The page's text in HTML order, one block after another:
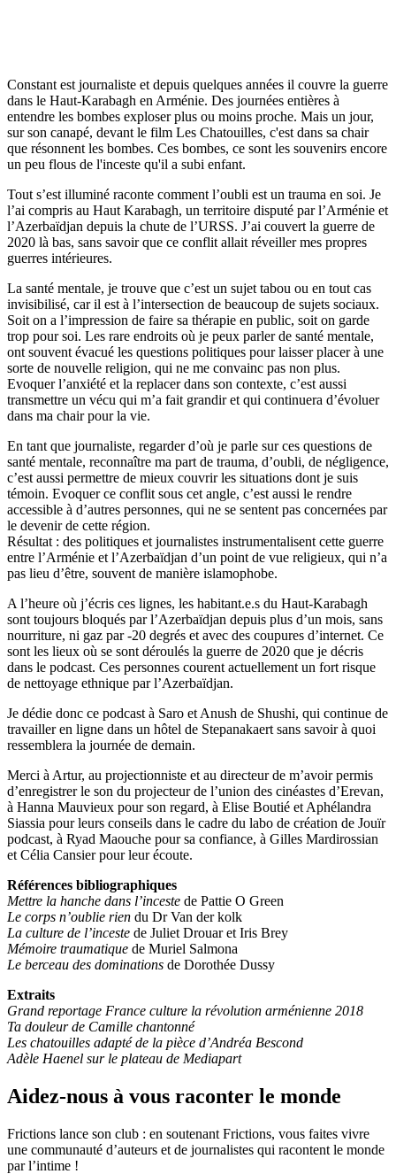
Constant est journaliste et depuis quelques années il couvre la guerre
dans le Haut-Karabagh en Arménie. Des journées entières à
entendre les bombes exploser plus ou moins proche. Mais un jour,
sur son canapé, devant le film Les Chatouilles, c'est dans sa chair
que résonnent les bombes. Ces bombes, ce sont les souvenirs encore
un peu flous de l'inceste qu'il a subi enfant.
Tout s’est illuminé raconte comment l’oubli est un trauma en soi. Je
l’ai compris au Haut Karabagh, un territoire disputé par l’Arménie et
l’Azerbaïdjan depuis la chute de l’URSS. J’ai couvert la guerre de
2020 là bas, sans savoir que ce conflit allait réveiller mes propres
guerres intérieures.
La santé mentale, je trouve que c’est un sujet tabou ou en tout cas
invisibilisé, car il est à l’intersection de beaucoup de sujets sociaux.
Soit on a l’impression de faire sa thérapie en public, soit on garde
trop pour soi. Les rare endroits où je peux parler de santé mentale,
ont souvent évacué les questions politiques pour laisser placer à une
sorte de nouvelle religion, qui ne me convainc pas non plus.
Evoquer l’anxiété et la replacer dans son contexte, c’est aussi
transmettre un vécu qui m’a fait grandir et qui continuera d’évoluer
dans ma chair pour la vie.
En tant que journaliste, regarder d’où je parle sur ces questions de
santé mentale, reconnaître ma part de trauma, d’oubli, de négligence,
c’est aussi permettre de mieux couvrir les situations dont je suis
témoin. Evoquer ce conflit sous cet angle, c’est aussi le rendre
accessible à d’autres personnes, qui ne se sentent pas concernées par
le devenir de cette région.
Résultat : des politiques et journalistes instrumentalisent cette guerre
entre l’Arménie et l’Azerbaïdjan d’un point de vue religieux, qui n’a
pas lieu d’être, souvent de manière islamophobe.
A l’heure où j’écris ces lignes, les habitant.e.s du Haut-Karabagh
sont toujours bloqués par l’Azerbaïdjan depuis plus d’un mois, sans
nourriture, ni gaz par -20 degrés et avec des coupures d’internet. Ce
sont les lieux où se sont déroulés la guerre de 2020 que je décris
dans le podcast. Ces personnes courent actuellement un fort risque
de nettoyage ethnique par l’Azerbaïdjan.
Je dédie donc ce podcast à Saro et Anush de Shushi, qui continue de
travailler en ligne dans un hôtel de Stepanakaert sans savoir à quoi
ressemblera la journée de demain.
Merci à Artur, au projectionniste et au directeur de m’avoir permis
d’enregistrer le son du projecteur de l’union des cinéastes d’Erevan,
à Hanna Mauvieux pour son regard, à Elise Boutié et Aphélandra
Siassia pour leurs conseils dans le cadre du labo de création de Jouïr
podcast, à Ryad Maouche pour sa confiance, à Gilles Mardirossian
et Célia Cansier pour leur écoute.
Références bibliographiques
Mettre la hanche dans l’inceste de Pattie O Green
Le corps n’oublie rien du Dr Van der kolk
La culture de l’inceste de Juliet Drouar et Iris Brey
Mémoire traumatique de Muriel Salmona
Le berceau des dominations de Dorothée Dussy
Extraits
Grand reportage France culture la révolution arménienne 2018
Ta douleur de Camille chantonné
Les chatouilles adapté de la pièce d’Andréa Bescond
Adèle Haenel sur le plateau de Mediapart
Aidez-nous à vous raconter le monde
Frictions lance son club : en soutenant Frictions, vous faites vivre
une communauté d’auteurs et de journalistes qui racontent le monde
par l’intime !